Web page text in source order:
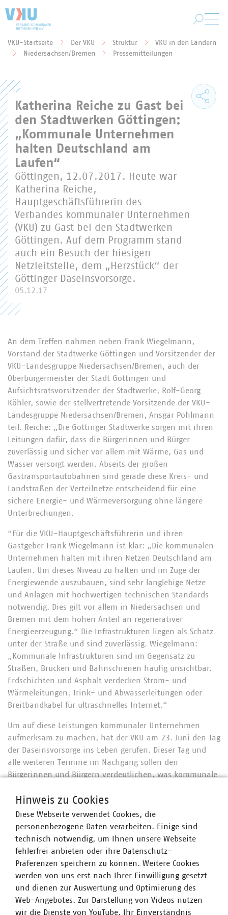
Sie befinden sich hier:
VKU-Startseite Der VKU Struktur
VKU in den Ländern
Niedersachsen/Bremen
Pressemitteilungen
Katherina Reiche zu Gast bei
den Stadtwerken Göttingen:
„Kommunale Unternehmen
halten Deutschland am
Laufen“
Göttingen, 12.07.2017. Heute war
Katherina Reiche,
Hauptgeschäftsführerin des
Verbandes kommunaler Unternehmen
(VKU) zu Gast bei den Stadtwerken
Göttingen. Auf dem Programm stand
auch ein Besuch der hiesigen
Netzleitstelle, dem „Herzstück“ der
Göttinger Daseinsvorsorge.
05.12.17
An dem Treffen nahmen neben Frank Wiegelmann,
Vorstand der Stadtwerke Göttingen und Vorsitzender der
VKU-Landesgruppe Niedersachsen/Bremen, auch der
Oberbürgermeister der Stadt Göttingen und
Aufsichtsratsvorsitzender der Stadtwerke, Rolf-Georg
Köhler, sowie der stellvertretende Vorsitzende der VKU-
Landesgruppe Niedersachsen/Bremen, Ansgar Pohlmann
teil. Reiche: „Die Göttinger Stadtwerke sorgen mit ihren
Leitungen dafür, dass die Bürgerinnen und Bürger
zuverlässig und sicher vor allem mit Wärme, Gas und
Wasser versorgt werden. Abseits der großen
Gastransportautobahnen sind gerade diese Kreis- und
Landstraßen der Verteilnetze entscheidend für eine
sichere Energie- und Wärmeversorgung ohne längere
Unterbrechungen.
“Für die VKU-Hauptgeschäftsführerin und ihren
Gastgeber Frank Wiegelmann ist klar: „Die kommunalen
Unternehmen halten mit ihren Netzen Deutschland am
Laufen. Um dieses Niveau zu halten und im Zuge der
Energiewende auszubauen, sind sehr langlebige Netze
und Anlagen mit hochwertigen technischen Standards
notwendig. Dies gilt vor allem in Niedersachsen und
Bremen mit dem hohen Anteil an regenerativer
Energieerzeugung.“ Die Infrastrukturen liegen als Schatz
unter der Straße und sind zuverlässig. Wiegelmann:
„Kommunale Infrastrukturen sind im Gegensatz zu
Straßen, Brücken und Bahnschienen häufig unsichtbar.
Erdschichten und Asphalt verdecken Strom- und
Wärmeleitungen, Trink- und Abwasserleitungen oder
Breitbandkabel für ultraschnelles Internet.“
Um auf diese Leistungen kommunaler Unternehmen
aufmerksam zu machen, hat der VKU am 23. Juni den Tag
der Daseinsvorsorge ins Leben gerufen. Dieser Tag und
alle weiteren Termine im Nachgang sollen den
Bürgerinnen und Bürgern verdeutlichen, was kommunale
lokale Verankerung und ihre Verlässlichkeit. Und es sind
ihre Infrastrukturen, die all das ermöglichen.“
Oberbürgermeister Rolf-Georg Köhler: „Moderne
Daseinsvorsorge ist heute wichtiger denn je. Starke
Kommunen und ihre Unternehmen sind für die
Menschen in unseren Städten unentbehrlich. Sie sorgen
für gute Lebensbedingungen und für gute
Zukunftsperspektiven.“
Hinweis zu Cookies
Diese Webseite verwendet Cookies, die
personenbezogene Daten verarbeiten. Einige sind
technisch notwendig, um Ihnen unsere Webseite
fehlerfrei anbieten oder ihre Datenschutz-
Präferenzen speichern zu können. Weitere Cookies
werden von uns erst nach Ihrer Einwilligung gesetzt
und dienen zur Auswertung und Optimierung des
Web-Angebotes. Zur Darstellung von Videos nutzen
wir die Dienste von YouTube. Ihr Einverständnis